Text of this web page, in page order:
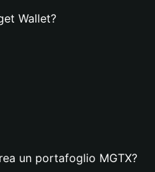
Wallet?
un portafoglio MGTX?